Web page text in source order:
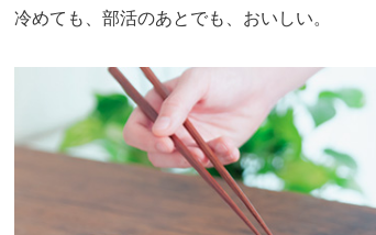
冷めても、部活のあとでも、おいしい。